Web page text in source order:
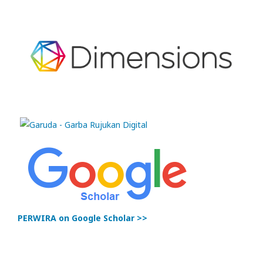
PERWIRA on Google Scholar >>